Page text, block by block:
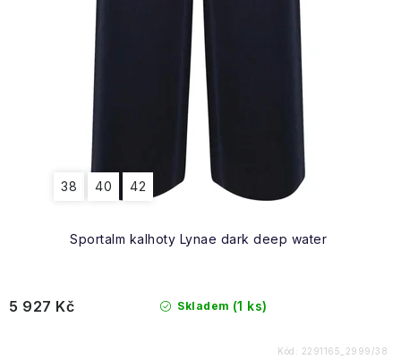
Sportalm kalhoty Lynae dark deep water
38 40 42
Skladem (1 ks)
5 927 Kč
Kód: 2291165_2999/38